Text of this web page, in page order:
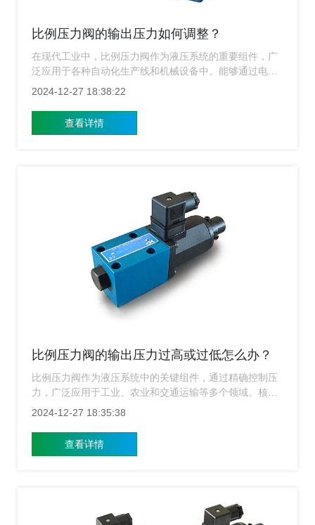
比例压力阀的输出压力如何调整？
在现代工业中，比例压力阀作为液压系统的重要组件，广
泛应用于各种自动化生产线和机械设备中。能够通过电信
号精确控制液压系统的输出压力，从而满足复杂工艺对压
地输出所需压力，对于提高整体系统的性能和稳定性至关
重要。因此，调整和优化比例压力阀的输出压力成为了一
2024-12-27 18:38:22
查看详情
比例压力阀的输出压力过高或过低怎么办？
比例压力阀作为液压系统中的关键组件，通过精确控制压
力，广泛应用于工业、农业和交通运输等多个领域。核心
作用是确保液压系统在工作过程中能够保持稳定的压力输
甚至导致设备损坏，因此，这一问题的重要性不容忽视。
那么如果比例压力阀的输出压力过高或过低要怎么办？下
2024-12-27 18:35:38
查看详情